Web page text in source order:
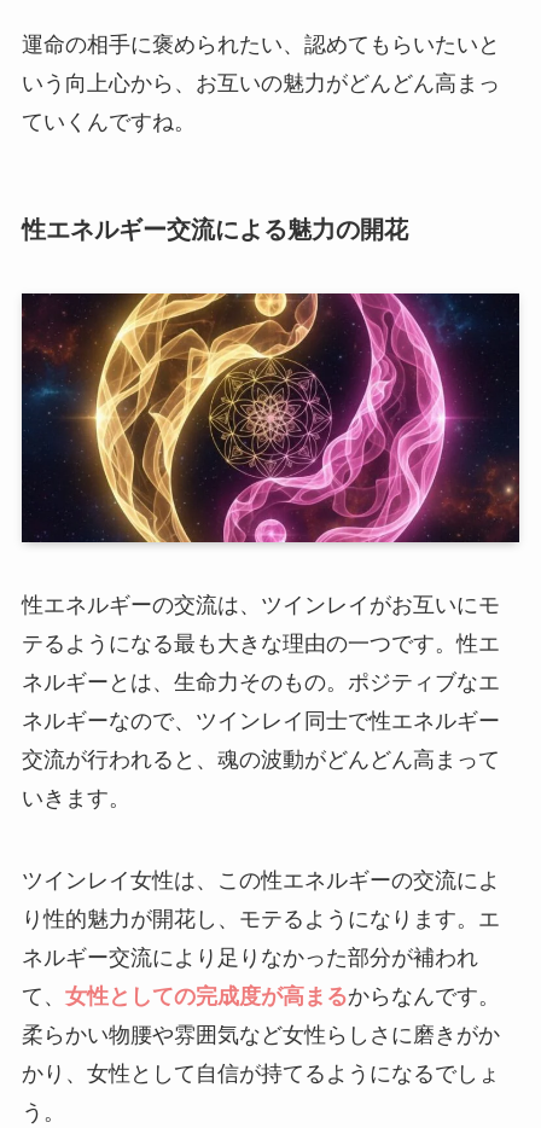
運命の相手に褒められたい、認めてもらいたいと
いう向上心から、お互いの魅力がどんどん高まっ
ていくんですね。
性エネルギー交流による魅力の開花
性エネルギーの交流は、ツインレイがお互いにモ
テるようになる最も大きな理由の一つです。性エ
ネルギーとは、生命力そのもの。ポジティブなエ
ネルギーなので、ツインレイ同士で性エネルギー
交流が行われると、魂の波動がどんどん高まって
いきます。
ツインレイ女性は、この性エネルギーの交流によ
り性的魅力が開花し、モテるようになります。エ
ネルギー交流により足りなかった部分が補われ
て、 女性としての完成度が高まるからなんです。
柔らかい物腰や雰囲気など女性らしさに磨きがか
かり、女性として自信が持てるようになるでしょ
う。